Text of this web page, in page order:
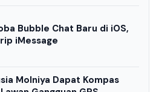
Bubble Chat Baru di iOS,
iMessage
Molniya Dapat Kompas